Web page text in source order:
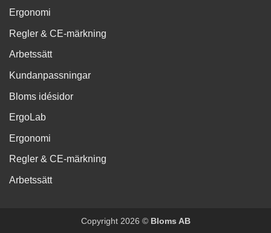
Ergonomi
Regler & CE-märkning
Arbetssätt
Kundanpassningar
Bloms idésidor
ErgoLab
Ergonomi
Regler & CE-märkning
Arbetssätt
Copyright 2026 © Bloms AB